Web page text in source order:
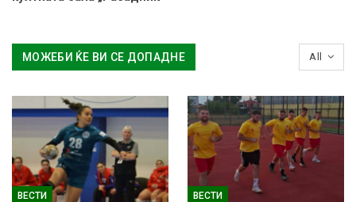
All
МОЖЕБИ ЌЕ ВИ СЕ ДОПАДНЕ
ВЕСТИ ВЕСТИ